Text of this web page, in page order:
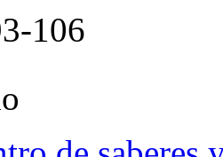
106